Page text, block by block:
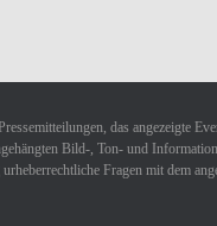
das angezeigte
Bild-, Ton- und
Fragen mit dem